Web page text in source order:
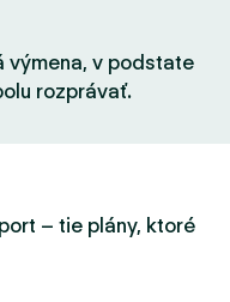
výmena, v podstate
rozprávať.
– tie plány, ktoré